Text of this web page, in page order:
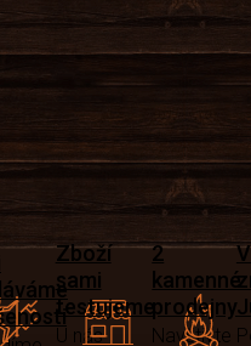
Zboží
sami
testujeme
U nás
2
kamenné
prodejny
Navštivte